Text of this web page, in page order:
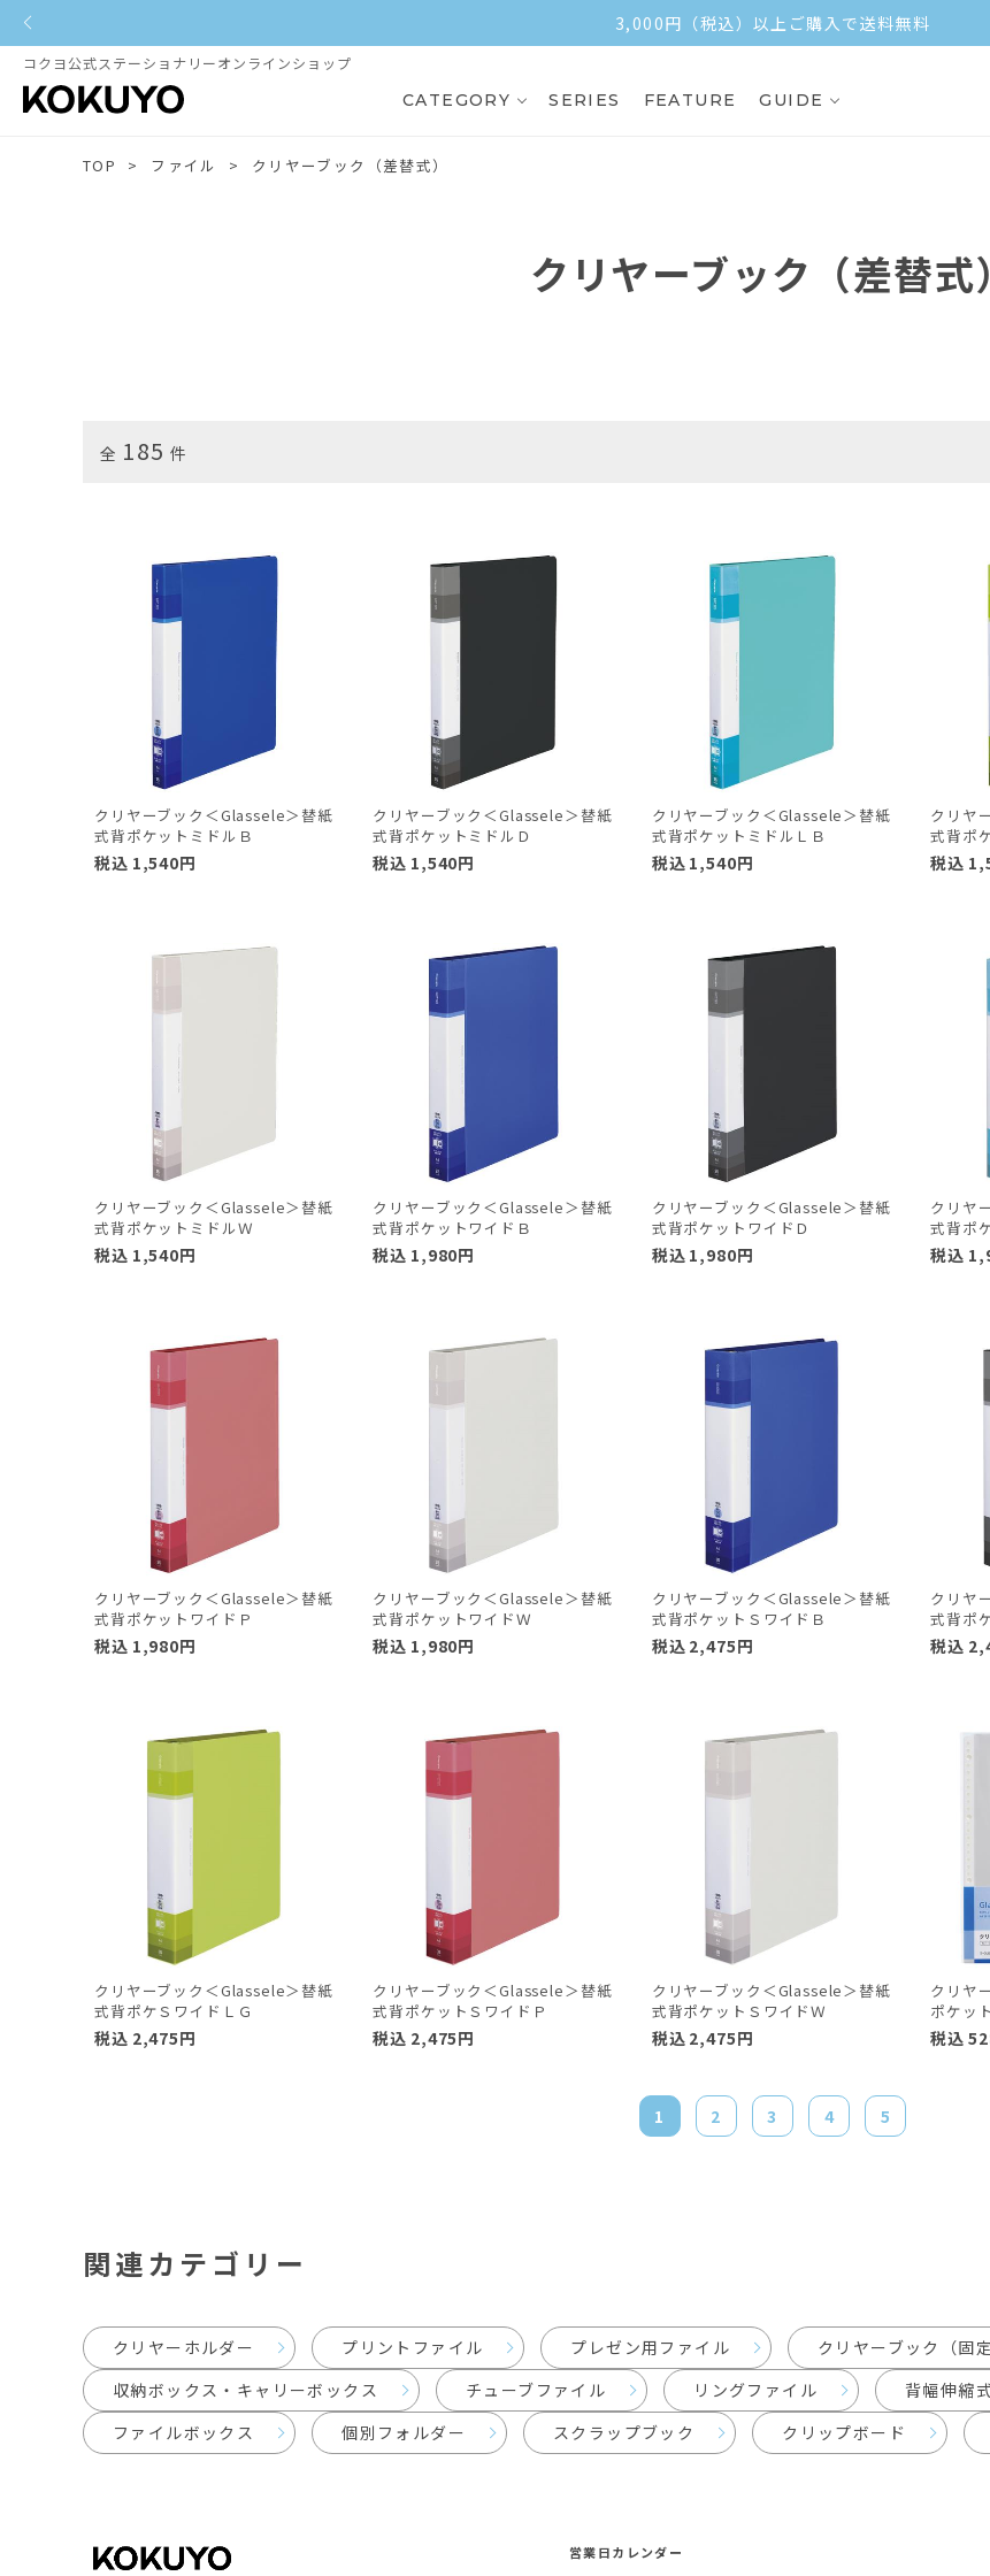
3,000円（税込）以上ご購入で送料無料
コクヨ公式ステーショナリーオンラインショップ
CATEGORY SERIES FEATURE GUIDE
TOP ファイル クリヤーブック（差替式）
クリヤーブック（差替式）
全 185 件
クリヤーブック＜Glassele＞替紙
式背ポケットミドルＢ
税込 1,540円
クリヤーブック＜Glassele＞替紙
式背ポケットミドルＤ
税込 1,540円
クリヤーブック＜Glassele＞替紙
式背ポケットミドルＬＢ
税込 1,540円
クリヤ
式背ポ
税込
クリヤーブック＜Glassele＞替紙
式背ポケットミドルＷ
税込 1,540円
クリヤーブック＜Glassele＞替紙
式背ポケットワイドＢ
税込 1,980円
クリヤーブック＜Glassele＞替紙
式背ポケットワイドＤ
税込 1,980円
クリヤ
式背ポ
税込
クリヤーブック＜Glassele＞替紙
式背ポケットワイドＰ
税込 1,980円
クリヤーブック＜Glassele＞替紙
式背ポケットワイドＷ
税込 1,980円
クリヤーブック＜Glassele＞替紙
式背ポケットＳワイドＢ
税込 2,475円
クリヤ
式背ポ
税込
クリヤーブック＜Glassele＞替紙
式背ポケＳワイドＬＧ
税込 2,475円
クリヤーブック＜Glassele＞替紙
式背ポケットＳワイドＰ
税込 2,475円
クリヤーブック＜Glassele＞替紙
式背ポケットＳワイドＷ
税込 2,475円
クリヤ
ポケッ
税込
1 2 3 4
5
関連カテゴリー
クリヤーホルダー プリントファイル プレゼン用ファイル クリヤーブック（固定
収納ボックス・キャリーボックス
チューブファイル リングファイル 背幅伸縮
ファイルボックス
個別フォルダー スクラップブック クリップボード
営業日カレンダー